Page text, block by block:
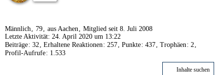
Männlich 79 aus Aachen
Mitglied seit 8. Juli 2008
Letzte Aktivität: 24. April 2020 um 13:22
Beiträge 32 Erhaltene Reaktionen 257 Punkte 437 Trophäen
2
Profil-Aufrufe
1.533
Inhalte suchen